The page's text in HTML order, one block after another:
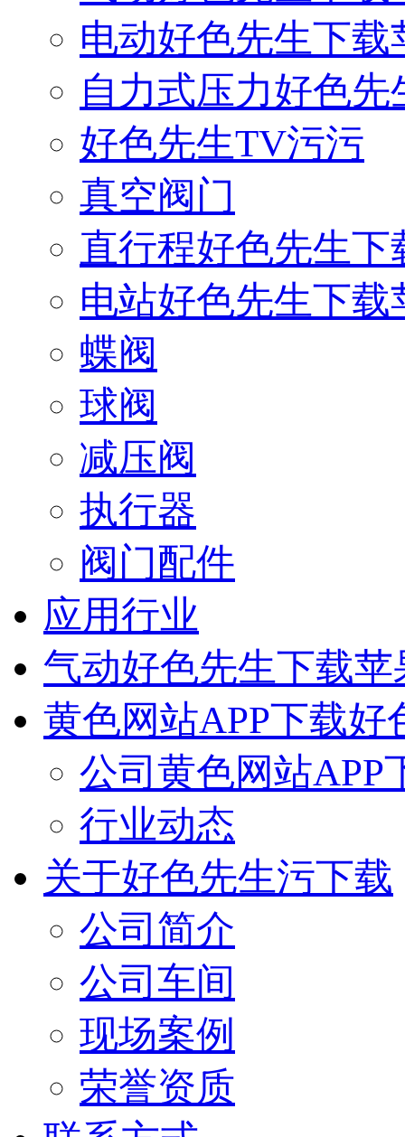
电动好色先生下
自力式压力好色
好色先生TV污污
真空阀门
直行程好色先生
电站好色先生下
蝶阀
球阀
减压阀
执行器
阀门配件
应用行业
气动好色先生下载
黄色网站APP下载好
公司黄色网站APP
行业动态
关于好色先生污下载
公司简介
公司车间
现场案例
荣誉资质